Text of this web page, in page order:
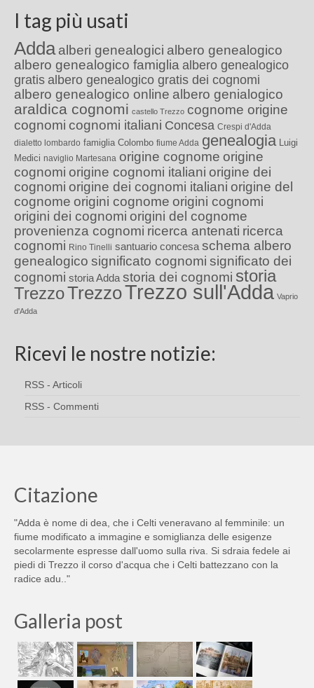
I tag più usati
Adda alberi genealogici albero genealogico
albero genealogico famiglia albero genealogico
gratis albero genealogico gratis dei cognomi
albero genealogico online albero genialogico
araldica cognomi castello Trezzo cognome origine
cognomi cognomi italiani Concesa Crespi d'Adda
dialetto lombardo famiglia Colombo fiume Adda genealogia Luigi
Medici naviglio Martesana origine cognome origine
cognomi origine cognomi italiani origine dei
cognomi origine dei cognomi italiani origine del
cognome origini cognome origini cognomi
origini dei cognomi origini del cognome
provenienza cognomi ricerca antenati ricerca
cognomi Rino Tinelli santuario concesa schema albero
genealogico significato cognomi significato dei
cognomi storia Adda storia dei cognomi storia
TrezzoTrezzoTrezzo sull'Adda Vaprio
d'Adda
Ricevi le nostre notizie:
RSS - Articoli
RSS - Commenti
Citazione
"Adda è nome di dea, che i Celti veneravano al femminile: un
fiume modificato a immagine e somiglianza delle esigenze
secolarmente espresse dall'uomo sulla riva. Si sdraia fedele ai
piedi di Trezzo il corso d'acqua che i Celti battezzano con la
radice adu.."
Galleria post